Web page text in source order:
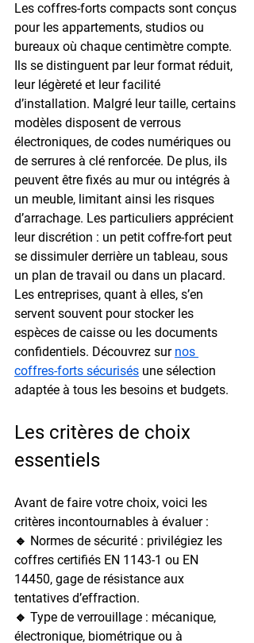
Les coffres-forts compacts sont conçus
pour les appartements, studios ou
bureaux où chaque centimètre compte.
Ils se distinguent par leur format réduit,
leur légèreté et leur facilité
d’installation. Malgré leur taille, certains
modèles disposent de verrous
électroniques, de codes numériques ou
de serrures à clé renforcée. De plus, ils
peuvent être fixés au mur ou intégrés à
un meuble, limitant ainsi les risques
d’arrachage. Les particuliers apprécient
leur discrétion : un petit coffre-fort peut
se dissimuler derrière un tableau, sous
un plan de travail ou dans un placard.
Les entreprises, quant à elles, s’en
servent souvent pour stocker les
espèces de caisse ou les documents
confidentiels. Découvrez sur nos
coffres-forts sécurisés une sélection
adaptée à tous les besoins et budgets.
Les critères de choix
essentiels
Avant de faire votre choix, voici les
critères incontournables à évaluer :
🔹 Normes de sécurité : privilégiez les
coffres certifiés EN 1143-1 ou EN
14450, gage de résistance aux
tentatives d’effraction.
🔹 Type de verrouillage : mécanique,
électronique, biométrique ou à